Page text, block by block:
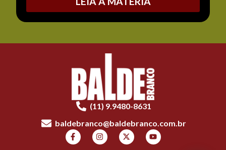
(11) 9.9480-8631
baldebranco@baldebranco.com.br